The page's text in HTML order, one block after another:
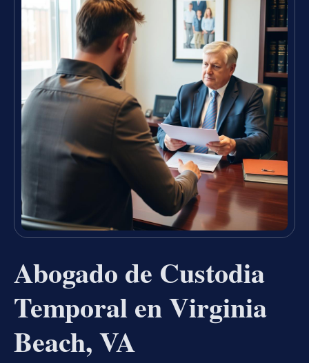
Abogado de Custodia
Temporal en Virginia
Beach, VA